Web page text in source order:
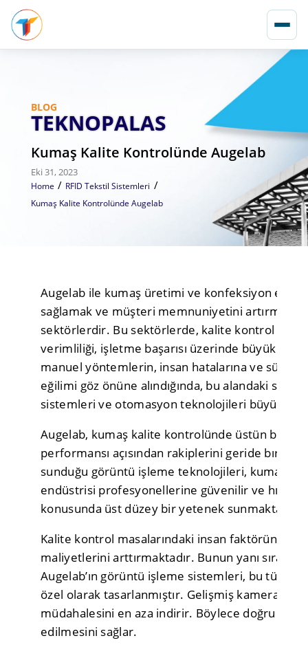
BLOG
TEKNOPALAS
Kumaş Kalite Kontrolünde Augelab
Eki 31, 2023
Home / RFID Tekstil Sistemleri /
Kumaş Kalite Kontrolünde Augelab
Augelab ile kumaş üretimi ve konfeksiyon
sağlamak ve müşteri memnuniyetini artırmak
sektörlerdir. Bu sektörlerde, kalite kontrol
verimliliği, işletme başarısı üzerinde büyük bir
manuel yöntemlerin, insan hatalarına ve
eğilimi göz önüne alındığında, bu alandaki son
sistemleri ve otomasyon teknolojileri büyük bir
Augelab, kumaş kalite kontrolünde üstün bir
performansı açısından rakiplerini geride
sunduğu görüntü işleme teknolojileri, kumaş
endüstrisi profesyonellerine güvenilir ve hızlı
konusunda üst düzey bir yetenek sunmaktadır.
Kalite kontrol masalarındaki insan faktörünün
maliyetlerini arttırmaktadır. Bunun yanı sıra
Augelab’ın görüntü işleme sistemleri, bu tür
özel olarak tasarlanmıştır. Gelişmiş kameralar
müdahalesini en aza indirir. Böylece doğru
edilmesini sağlar.